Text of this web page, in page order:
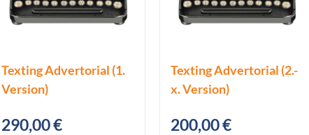
Texting Advertorial (1.
Version)
290,00€
Texting Advertorial (2.-
x. Version)
200,00€